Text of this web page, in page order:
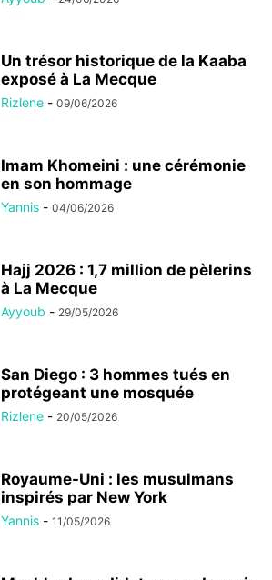
Un trésor historique de la Kaaba
exposé à La Mecque
Rizlene - 09/06/2026
Imam Khomeini : une cérémonie
en son hommage
Yannis - 04/06/2026
Hajj 2026 : 1,7 million de pèlerins
à La Mecque
Ayyoub - 29/05/2026
San Diego : 3 hommes tués en
protégeant une mosquée
Rizlene - 20/05/2026
Royaume-Uni : les musulmans
inspirés par New York
Yannis - 11/05/2026